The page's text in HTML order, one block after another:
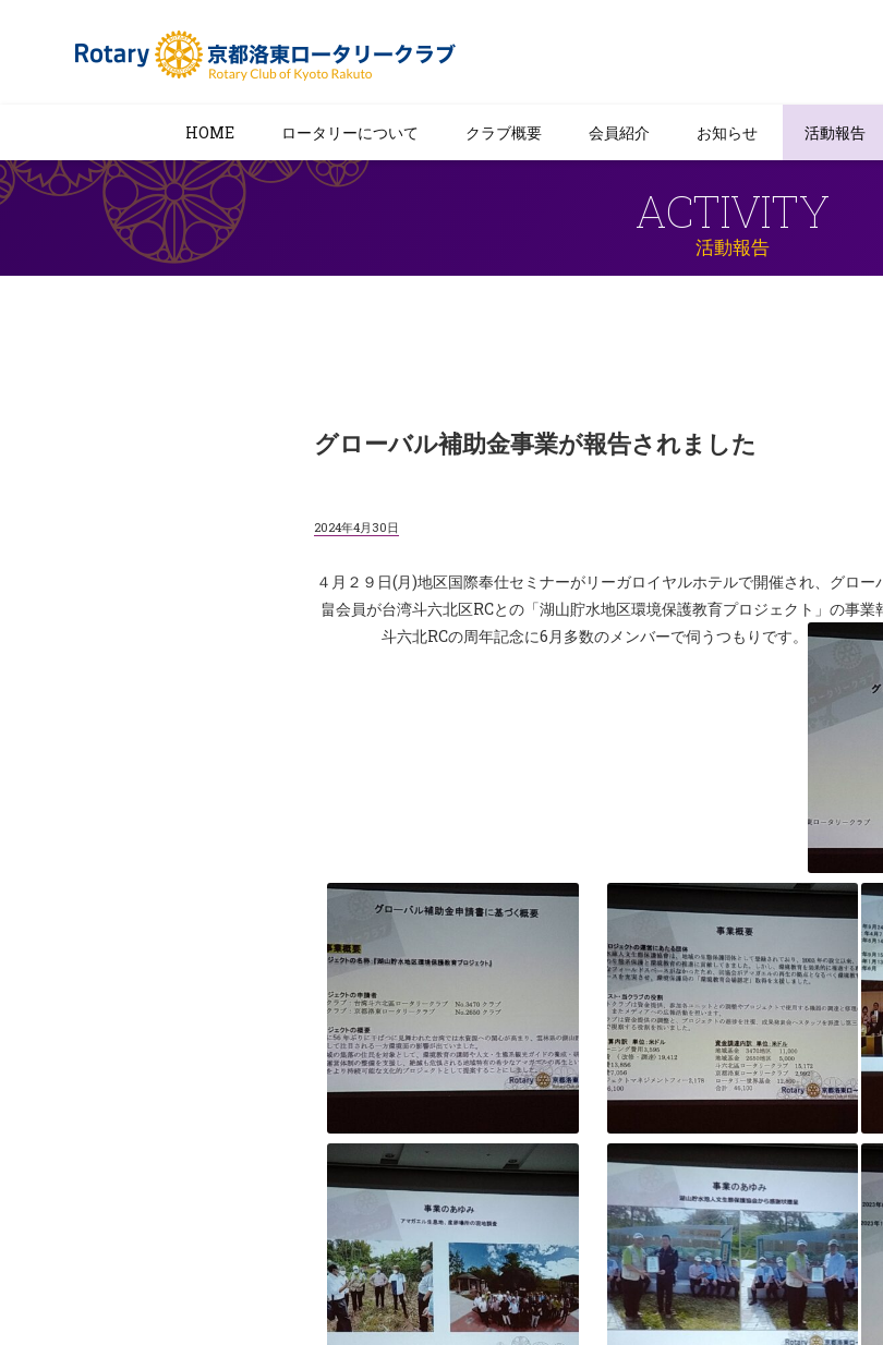
HOME ロータリーについて クラブ概要 会員紹介 お知らせ 活動報告
ACTIVITY
活動報告
グローバル補助金事業が報告されました
2024年4月30日
４月２９日(月)地区国際奉仕セミナーがリーガロイヤルホテルで開催され、グロ
畠会員が台湾斗六北区RCとの「湖山貯水地区環境保護教育プロジェクト」の事
斗六北RCの周年記念に6月多数のメンバーで伺うつもりです。